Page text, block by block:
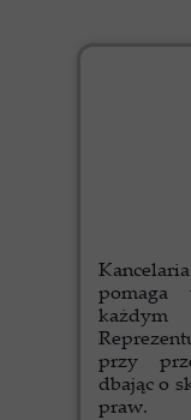
przy
dbając o
praw.